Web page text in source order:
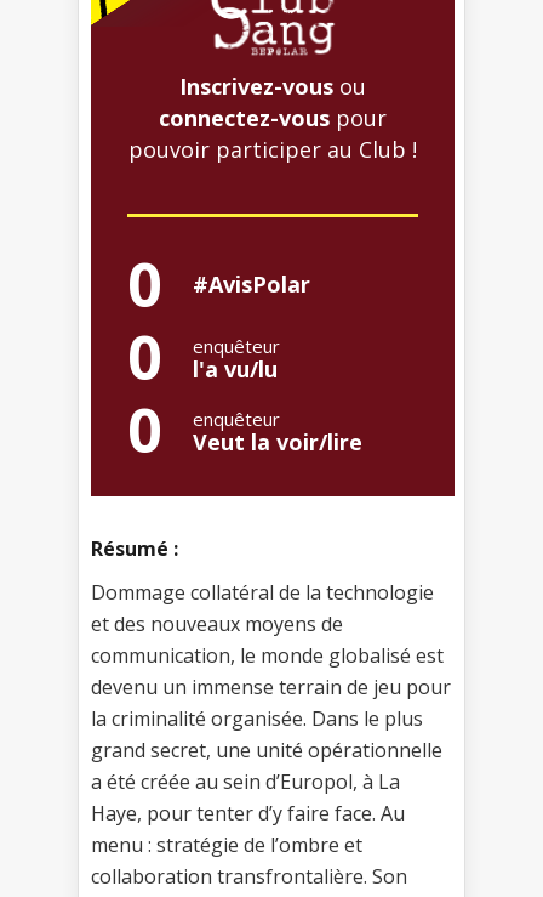
Inscrivez-vous ou
connectez-vous pour
pouvoir participer au Club !
0 #AvisPolar
0 enquêteur
l'a vu/lu
0 enquêteur
Veut la voir/lire
Résumé :
Dommage collatéral de la technologie
et des nouveaux moyens de
communication, le monde globalisé est
devenu un immense terrain de jeu pour
la criminalité organisée. Dans le plus
grand secret, une unité opérationnelle
a été créée au sein d’Europol, à La
Haye, pour tenter d’y faire face. Au
menu : stratégie de l’ombre et
collaboration transfrontalière. Son